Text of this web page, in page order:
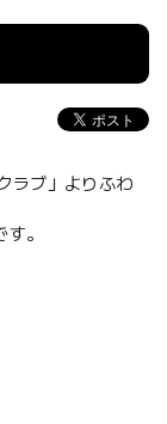
ラブ」よりふわ
。